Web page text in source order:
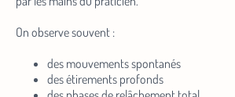
On observe souvent :
des mouvements spontanés
des étirements profonds
des phases de relâchement total
parfois des pleurs ou des émotions fortes